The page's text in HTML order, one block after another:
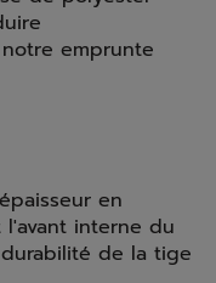
emprunte
en
interne du
de la tige